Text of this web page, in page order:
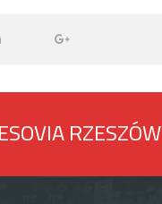
RZESZÓW